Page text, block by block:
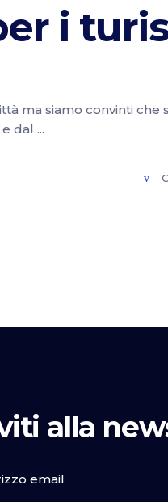
i
ma siamo convinti che
dal
alla
email